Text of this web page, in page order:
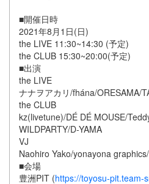
■開催日時
2021年8月1日(日)
the LIVE 11:30~14:30 (予定)
the CLUB 15:30~20:00(予定)
■出演
the LIVE
ナナヲアカリ/fhána/ORESAMA/
the CLUB
kz(livetune)/DÉ DÉ MOUSE/
WILDPARTY/D-YAMA
VJ
Naohiro Yako/yonayona
■会場
豊洲PIT (https://toyosu-pit.team-